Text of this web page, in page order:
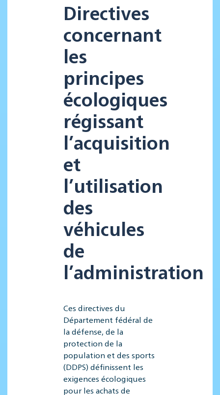
Directives
concernant
les
principes
écologiques
régissant
l’acquisition
et
l’utilisation
des
véhicules
de
l’administration
Ces directives du
Département fédéral de
la défense, de la
protection de la
population et des sports
(DDPS) définissent les
exigences écologiques
pour les achats de